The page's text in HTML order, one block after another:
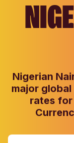
Nigerian
major
rates for